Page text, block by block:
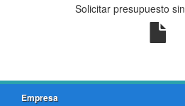
Solicitar presupuesto
Empresa